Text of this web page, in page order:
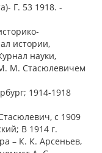
Г. 53 1918. -
истории,
науки,
М. Стасюлевичем
1914-1918
с 1909
В 1914 г.
– К. К. Арсеньев,